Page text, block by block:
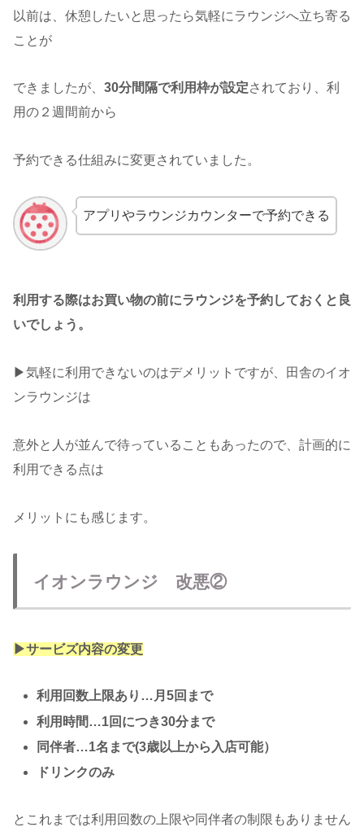
以前は、休憩したいと思ったら気軽にラウンジへ立ち寄る
ことが
できましたが、 30分間隔で利用枠が設定されており、利
用の２週間前から
予約できる仕組みに変更されていました。
アプリやラウンジカウンターで予約できる
利用する際はお買い物の前にラウンジを予約しておくと良
いでしょう。
▶︎気軽に利用できないのはデメリットですが、田舎のイオ
ンラウンジは
意外と人が並んで待っていることもあったので、計画的に
利用できる点は
メリットにも感じます。
イオンラウンジ 改悪②
▶︎サービズ内容の変更
利用回数上限あり…月5回まで
利用時間…1回につき30分まで
同伴者…1名まで(3歳以上から入店可能）
ドリンクのみ
とこれまでは利用回数の上限や同伴者の制限もありません